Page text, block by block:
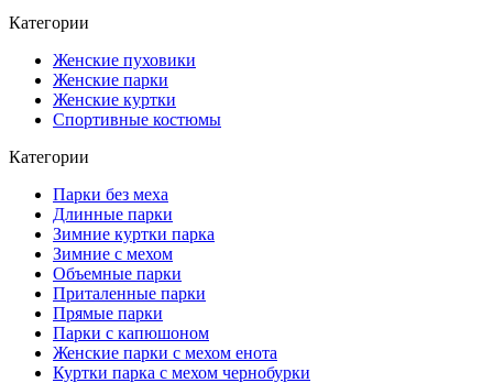
Категории
Женские пуховики
Женские парки
Женские куртки
Спортивные костюмы
Категории
Парки без меха
Длинные парки
Зимние куртки парка
Зимние с мехом
Объемные парки
Приталенные парки
Прямые парки
Парки с капюшоном
Женские парки с мехом енота
Куртки парка с мехом чернобурки